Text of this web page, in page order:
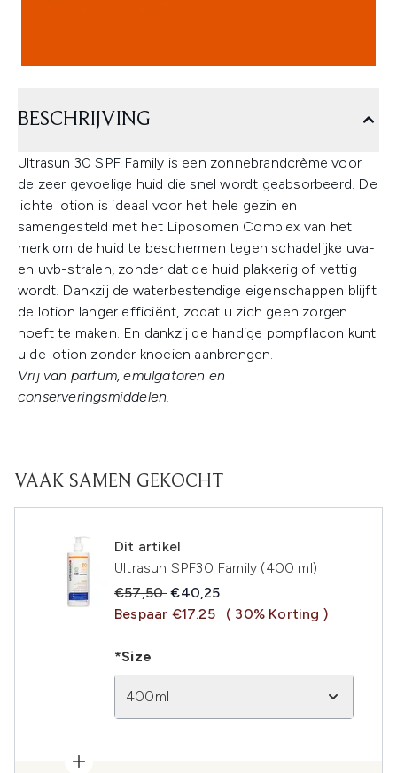
BESCHRIJVING
Ultrasun 30 SPF Family is een zonnebrandcrème voor
de zeer gevoelige huid die snel wordt geabsorbeerd. De
lichte lotion is ideaal voor het hele gezin en
samengesteld met het Liposomen Complex van het
merk om de huid te beschermen tegen schadelijke uva-
en uvb-stralen, zonder dat de huid plakkerig of vettig
wordt. Dankzij de waterbestendige eigenschappen blijft
de lotion langer efficiënt, zodat u zich geen zorgen
hoeft te maken. En dankzij de handige pompflacon kunt
u de lotion zonder knoeien aanbrengen.
Vrij van parfum, emulgatoren en
conserveringsmiddelen.
VAAK SAMEN GEKOCHT
Dit artikel
Ultrasun SPF30 Family (400 ml)
Recommended Retail Price:
€57,50Huidige prijs:
€40,25
Bespaar €17.25
( 30% Korting )
*Size
400ml